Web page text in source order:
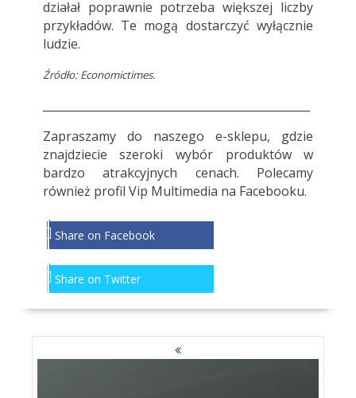
działał poprawnie potrzeba większej liczby
przykładów. Te mogą dostarczyć wyłącznie
ludzie.
Źródło: Economictimes.
Zapraszamy do naszego e-sklepu, gdzie
znajdziecie szeroki wybór produktów w
bardzo atrakcyjnych cenach. Polecamy
również profil Vip Multimedia na Facebooku.
Share on Facebook
Share on Twitter
NAWIGACJA